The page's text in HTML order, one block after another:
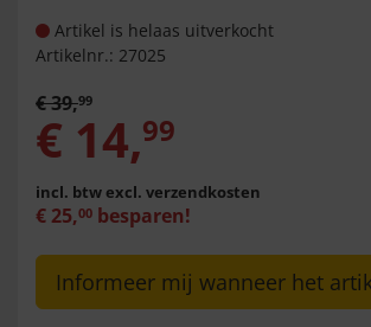
Artikel is helaas uitverkocht
Artikelnr.: 27025
€39,99
€ 14,99
incl. btw excl. verzendkosten
€ 25,00 besparen!
Informeer mij wanneer het